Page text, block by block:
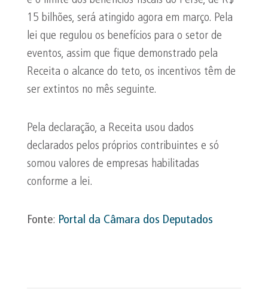
15 bilhões, será atingido agora em março. Pela
lei que regulou os benefícios para o setor de
eventos, assim que fique demonstrado pela
Receita o alcance do teto, os incentivos têm de
ser extintos no mês seguinte.
Pela declaração, a Receita usou dados
declarados pelos próprios contribuintes e só
somou valores de empresas habilitadas
conforme a lei.
Fonte: Portal da Câmara dos Deputados